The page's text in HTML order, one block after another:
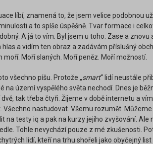
líbí, znamená to, že jsem velice podobnou
a to spíše úspěšně. Tvar formace i
A já to vím. Byl jsem u toho. Zase a
hlas a vidím ten obraz a zadávám příslušný
moří. Moří slaných. Moří peněz. Moří možností.
všechno píšu. Protože „smart“ lidí neustále
na území vyspělého světa nechodí. Dnes je
tak třeba čtyři. Žijeme v době internetu a
Všechno nastudovat. Všemu rozumět.
na testy iq a pak na kurzy jejího zvyšování. Ale
Tohle nevychází pouze z mé zkušenosti.
lidí, kteří na trhu shořeli jako obyčejný